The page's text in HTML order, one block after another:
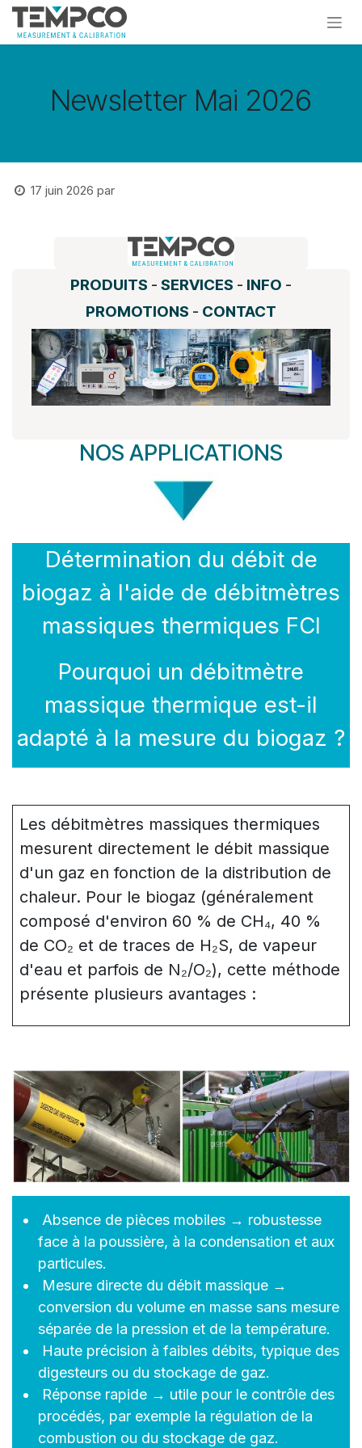
Se rendre au contenu
Newsletter Mai 2026
17 juin 2026 par
PRODUITS - SERVICES - INFO -
PROMOTIONS - CONTACT
NOS APPLICATIONS
Détermination du débit de
biogaz à l'aide de débitmètres
massiques thermiques FCI
Pourquoi un débitmètre
massique thermique est-il
adapté à la mesure du biogaz ?
Les débitmètres massiques thermiques
mesurent directement le débit massique
d'un gaz en fonction de la distribution de
chaleur. Pour le biogaz (généralement
composé d'environ 60 % de CH₄, 40 %
de CO₂ et de traces de H₂S, de vapeur
d'eau et parfois de N₂/O₂), cette méthode
présente plusieurs avantages :
Absence de pièces mobiles → robustesse
face à la poussière, à la condensation et aux
particules.
Mesure directe du débit massique →
conversion du volume en masse sans mesure
séparée de la pression et de la température.
Haute précision à faibles débits, typique des
digesteurs ou du stockage de gaz.
Réponse rapide → utile pour le contrôle des
procédés, par exemple la régulation de la
combustion ou du stockage de gaz.